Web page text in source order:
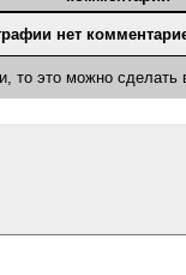
нет
то это можно